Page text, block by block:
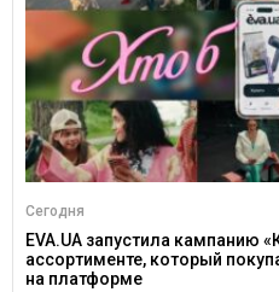
Сегодня
EVA.UA запустила кампанию
ассортименте, который
на платформе